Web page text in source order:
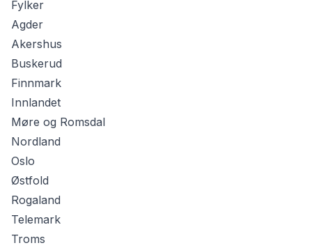
Fylker
Agder
Akershus
Buskerud
Finnmark
Innlandet
Møre og Romsdal
Nordland
Oslo
Østfold
Rogaland
Telemark
Troms